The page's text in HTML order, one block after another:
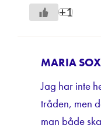
+1
MARIA
Jag har inte
tråden, men
man både